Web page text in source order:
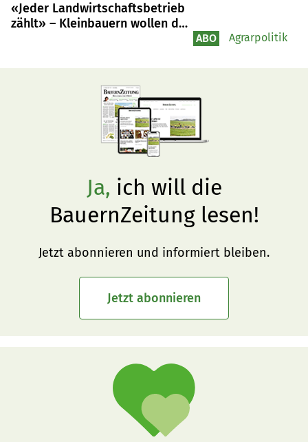
erarbeitet und sind nun startklar für die Umsetzung auf
den Pilotbetrieben.
«Jeder Landwirtschaftsbetrieb
zählt» – Kleinbauern wollen das
ABO Agrarpolitik
Ja, ich will die
BauernZeitung lesen!
Jetzt abonnieren und informiert bleiben.
Jetzt abonnieren